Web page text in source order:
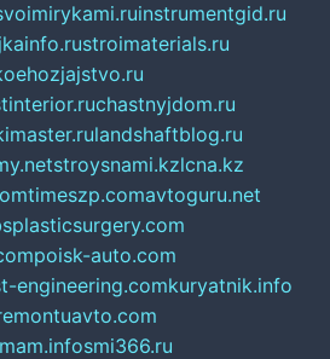
instrumentgid.ru
stroimaterials.ru
chastnyjdom.ru
landshaftblog.ru
stroysnami.kzlcna.kz
timeszp.comavtoguru.net
poisk-auto.com
engineering.comkuryatnik.info
smi366.ru